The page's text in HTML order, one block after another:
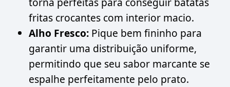
fritas crocantes com interior macio.
Alho Fresco: Pique bem fininho para
garantir uma distribuição uniforme,
permitindo que seu sabor marcante se
espalhe perfeitamente pelo prato.